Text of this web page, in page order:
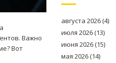
Важно
Вот
августа 2026(4)
июля 2026(13)
июня 2026(15)
мая 2026(14)